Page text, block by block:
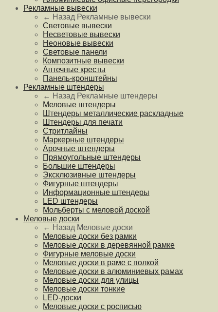
Рекламные вывески
← Назад Рекламные вывески
Световые вывески
Несветовые вывески
Неоновые вывески
Световые панели
Композитные вывески
Аптечные кресты
Панель-кронштейны
Рекламные штендеры
← Назад Рекламные штендеры
Меловые штендеры
Штендеры металлические раскладные
Штендеры для печати
Стритлайны
Маркерные штендеры
Арочные штендеры
Прямоугольные штендеры
Большие штендеры
Эксклюзивные штендеры
Фигурные штендеры
Информационные штендеры
LED штендеры
Мольберты с меловой доской
Меловые доски
← Назад Меловые доски
Меловые доски без рамки
Меловые доски в деревянной рамке
Фигурные меловые доски
Меловые доски в раме с полкой
Меловые доски в алюминиевых рамах
Меловые доски для улицы
Меловые доски тонкие
LED-доски
Меловые доски с росписью